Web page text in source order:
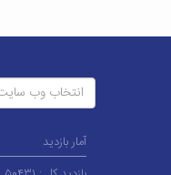
انتخاب وب
آمار بازدید